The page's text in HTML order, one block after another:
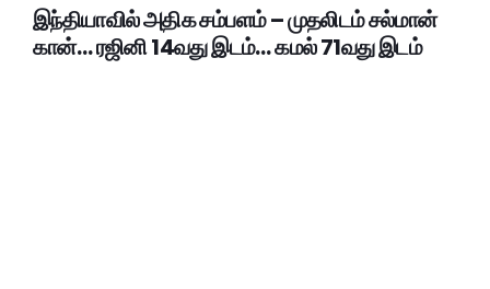
இந்தியாவில் அதிக சம்பளம் – முதலிடம் சல்மான்
கான்… ரஜினி 14வது இடம்… கமல் 71வது இடம்